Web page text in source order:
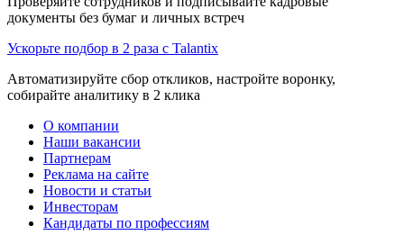
документы без бумаг и личных встреч
Ускорьте подбор в 2 раза с Talantix
Автоматизируйте сбор откликов, настройте воронку,
собирайте аналитику в 2 клика
О компании
Наши вакансии
Партнерам
Реклама на сайте
Новости и статьи
Инвесторам
Кандидаты по профессиям